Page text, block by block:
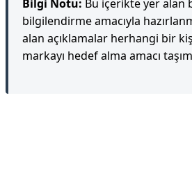
Bilgi Notu: Bu içerikte yer alan
bilgilendirme amacıyla
alan açıklamalar herhangi bir
markayı hedef alma amacı